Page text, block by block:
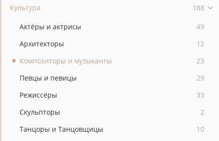
Культура 188
Актёры и актрисы
49
Архитекторы
12
Композиторы и музыканты
23
Певцы и певицы
29
Режиссёры
33
Скульпторы
2
Танцоры и Танцовщицы
10